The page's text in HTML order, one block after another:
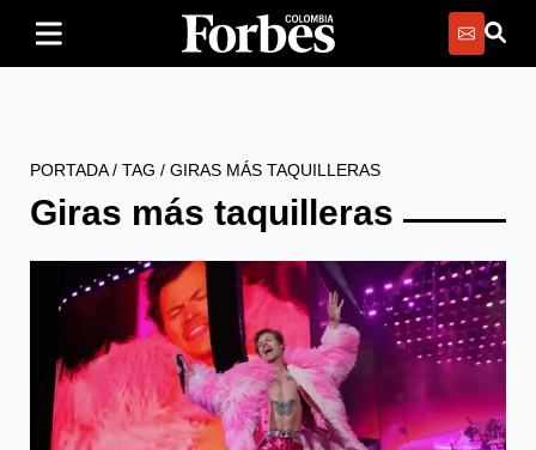
PORTADA/ TAG / GIRAS MÁS TAQUILLERAS
Giras más taquilleras